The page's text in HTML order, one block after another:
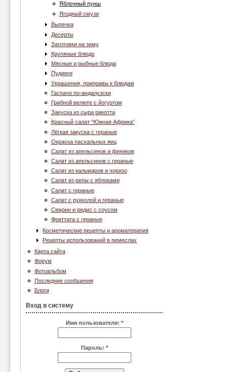
Яблочный пунш
Ягодный смузи
Выпечка
Десерты
Заготовки на зиму
Крупяные блюда
Мясные и рыбные блюда
Пудинги
Украшения, приправы к блюдам
Гаспачо по-андалузски
Грибной велюте с йогуртом
Закуска из сыра рикотта
Красный салат “Южная Африка”
Лёгкая закуска с геранью
Окраска пасхальных яиц
Салат из апельсинов и фиников
Салат из апельсинов с геранью
Салат из кальмаров и чоризо
Салат из репы с яблоками
Салат с геранью
Салат с рукколой и геранью
Сюкрин и редис с соусом
Фриттата с геранью
Косметические рецепты и ароматерапия
Рецепты использований в ремеслах
Карта сайта
Форум
Фотоальбом
Последние сообщения
Блоги
Вход в систему
Имя пользователя: *
Пароль: *